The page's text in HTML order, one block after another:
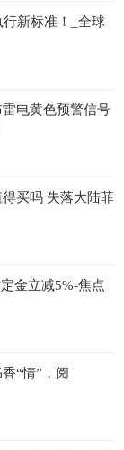
新标准！_全球
电黄色预警信号
买吗 失落大陆菲
金立减5%-焦点
“情”，阅